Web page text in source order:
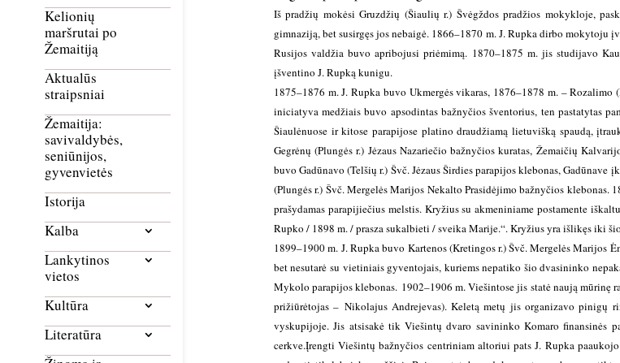
Kelionių
maršrutai po
Žemaitiją
Aktualūs
straipsniai
Žemaitija:
savivaldybės,
seniūnijos,
gyvenvietės
Istorija
Kalba
Lankytinos
vietos
Kultūra
Literatūra
Iš pradžių mokėsi Gruzdžių (Šiaulių r.) Švėgždos pradžios mokykloje,
gimnaziją, bet susirgęs jos nebaigė. 1866–1870 m. J. Rupka dirbo
Rusijos valdžia buvo apribojusi priėmimą. 1870–1875 m. jis studijavo
įšventino J. Rupką kunigu.
1875–1876 m. J. Rupka buvo Ukmergės vikaras, 1876–1878 m. –
iniciatyva medžiais buvo apsodintas bažnyčios šventorius, ten pastatytas
Šiaulėnuose ir kitose parapijose platino draudžiamą lietuvišką spaudą,
Gegrėnų (Plungės r.) Jėzaus Nazariečio bažnyčios kuratas, Žemaičių
buvo Gadūnavo (Telšių r.) Švč. Jėzaus Širdies parapijos klebonas,
(Plungės r.) Švč. Mergelės Marijos Nekalto Prasidėjimo bažnyčios
prašydamas parapijiečius melstis. Kryžius su akmeniniame postamente
Rupko / 1898 m. / prasza sukalbieti / sveika Marije.“. Kryžius yra išlikęs iki
1899–1900 m. J. Rupka buvo Kartenos (Kretingos r.) Švč. Mergelės Marijos
bet nesutarė su vietiniais gyventojais, kuriems nepatiko šio dvasininko
Mykolo parapijos klebonas. 1902–1906 m. Viešintose jis statė naują
prižiūrėtojas – Nikolajus Andrejevas). Keletą metų jis organizavo pinigų
vyskupijoje. Jis atsisakė tik Viešintų dvaro savininko Komaro finansinės
cerkve.Įrengti Viešintų bažnyčios centriniam altoriui pats J. Rupka